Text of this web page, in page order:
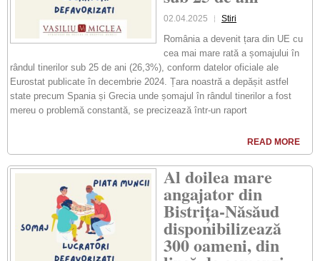
02.04.2025 Stiri
România a devenit țara din UE cu
cea mai mare rată a șomajului în
rândul tinerilor sub 25 de ani (26,3%), conform datelor oficiale ale
Eurostat publicate în decembrie 2024. Țara noastră a depășit astfel
state precum Spania și Grecia unde șomajul în rândul tinerilor a fost
mereu o problemă constantă, se precizează într-un raport
READ MORE
Al doilea mare
angajator din
Bistrița-Năsăud
disponibilizează
300 oameni, din